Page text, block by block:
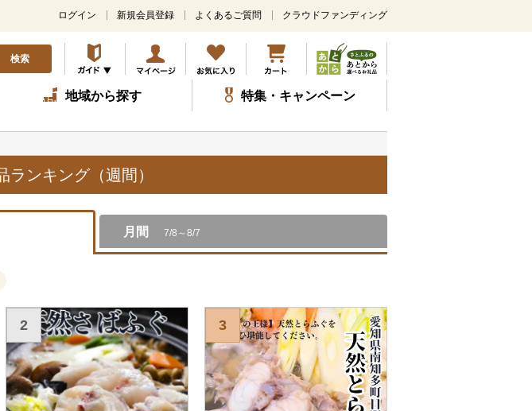
メ
ン
コ
ン
テ
ツ
ッ
プ
ログイン 新規会員登録 よくあるご質問 クラウドファンディング
検索
地域から探す 特集・キャンペーン
ランキング（週間）
月間 7/8～8/7
2 3